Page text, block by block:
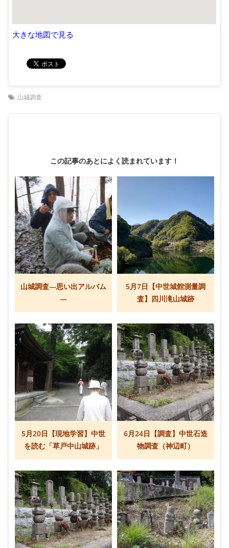
大きな地図で見る
山城調査
この記事のあとによく読まれています！
山城調査―思い出アルバム
―
5月7日【中世城館測量調
査】四川滝山城跡
5月20日【現地学習】中世
を読む「草戸中山城跡」
6月24日【調査】中世石造
物調査（神辺町）